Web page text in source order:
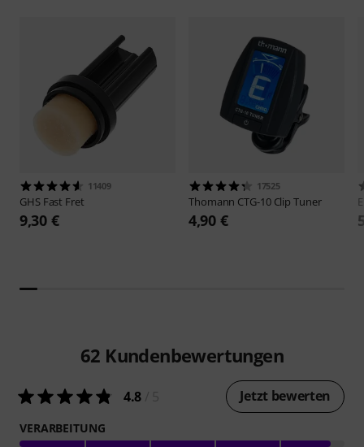
11409
GHS Fast Fret
9,30 €
17525
Thomann CTG-10 Clip Tuner
4,90 €
62 Kundenbewertungen
4.8 Jetzt bewerten
VERARBEITUNG